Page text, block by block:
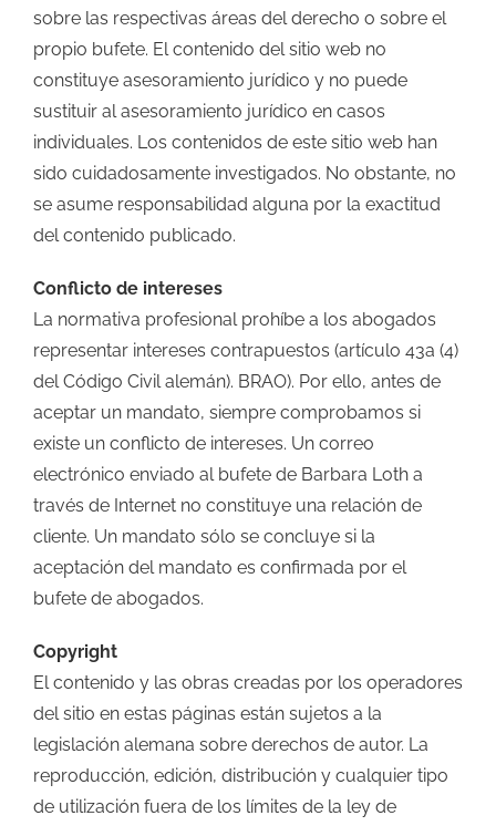
sobre las respectivas áreas del derecho o sobre el
propio bufete. El contenido del sitio web no
constituye asesoramiento jurídico y no puede
sustituir al asesoramiento jurídico en casos
individuales. Los contenidos de este sitio web han
sido cuidadosamente investigados. No obstante, no
se asume responsabilidad alguna por la exactitud
del contenido publicado.
Conflicto de intereses
La normativa profesional prohíbe a los abogados
representar intereses contrapuestos (artículo 43a (4)
del Código Civil alemán). BRAO). Por ello, antes de
aceptar un mandato, siempre comprobamos si
existe un conflicto de intereses. Un correo
electrónico enviado al bufete de Barbara Loth a
través de Internet no constituye una relación de
cliente. Un mandato sólo se concluye si la
aceptación del mandato es confirmada por el
bufete de abogados.
Copyright
El contenido y las obras creadas por los operadores
del sitio en estas páginas están sujetos a la
legislación alemana sobre derechos de autor. La
reproducción, edición, distribución y cualquier tipo
de utilización fuera de los límites de la ley de